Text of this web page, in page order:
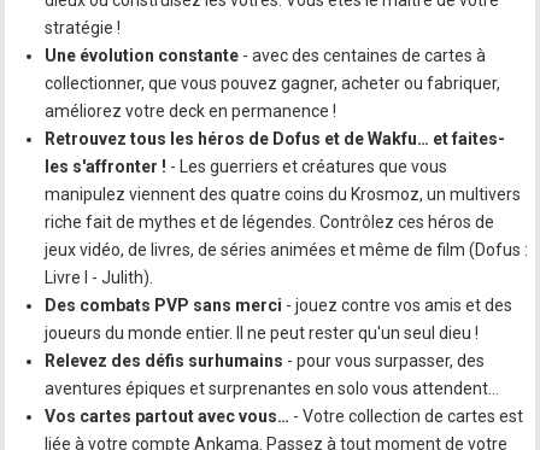
stratégie !
Une évolution constante - avec des centaines de cartes à
collectionner, que vous pouvez gagner, acheter ou fabriquer,
améliorez votre deck en permanence !
Retrouvez tous les héros de Dofus et de Wakfu… et faites-
les s'affronter ! - Les guerriers et créatures que vous
manipulez viennent des quatre coins du Krosmoz, un multivers
riche fait de mythes et de légendes. Contrôlez ces héros de
jeux vidéo, de livres, de séries animées et même de film (Dofus :
Livre I - Julith).
Des combats PVP sans merci - jouez contre vos amis et des
joueurs du monde entier. Il ne peut rester qu'un seul dieu !
Relevez des défis surhumains - pour vous surpasser, des
aventures épiques et surprenantes en solo vous attendent…
Vos cartes partout avec vous… - Votre collection de cartes est
liée à votre compte Ankama. Passez à tout moment de votre